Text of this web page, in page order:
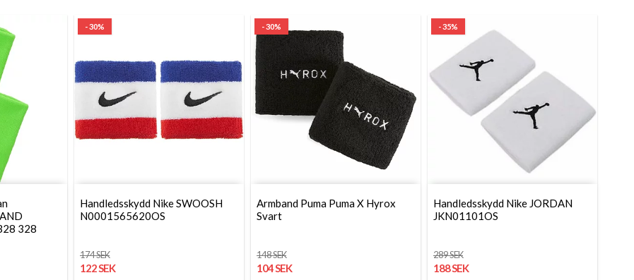
328
- 30%
Handledsskydd Nike SWOOSH
N0001565620OS
174 SEK
122 SEK
- 30%
Armband Puma Puma X Hyrox
Svart
148 SEK
104 SEK
- 35%
Handledsskydd Nike JORDAN
JKN01101OS
289 SEK
188 SEK